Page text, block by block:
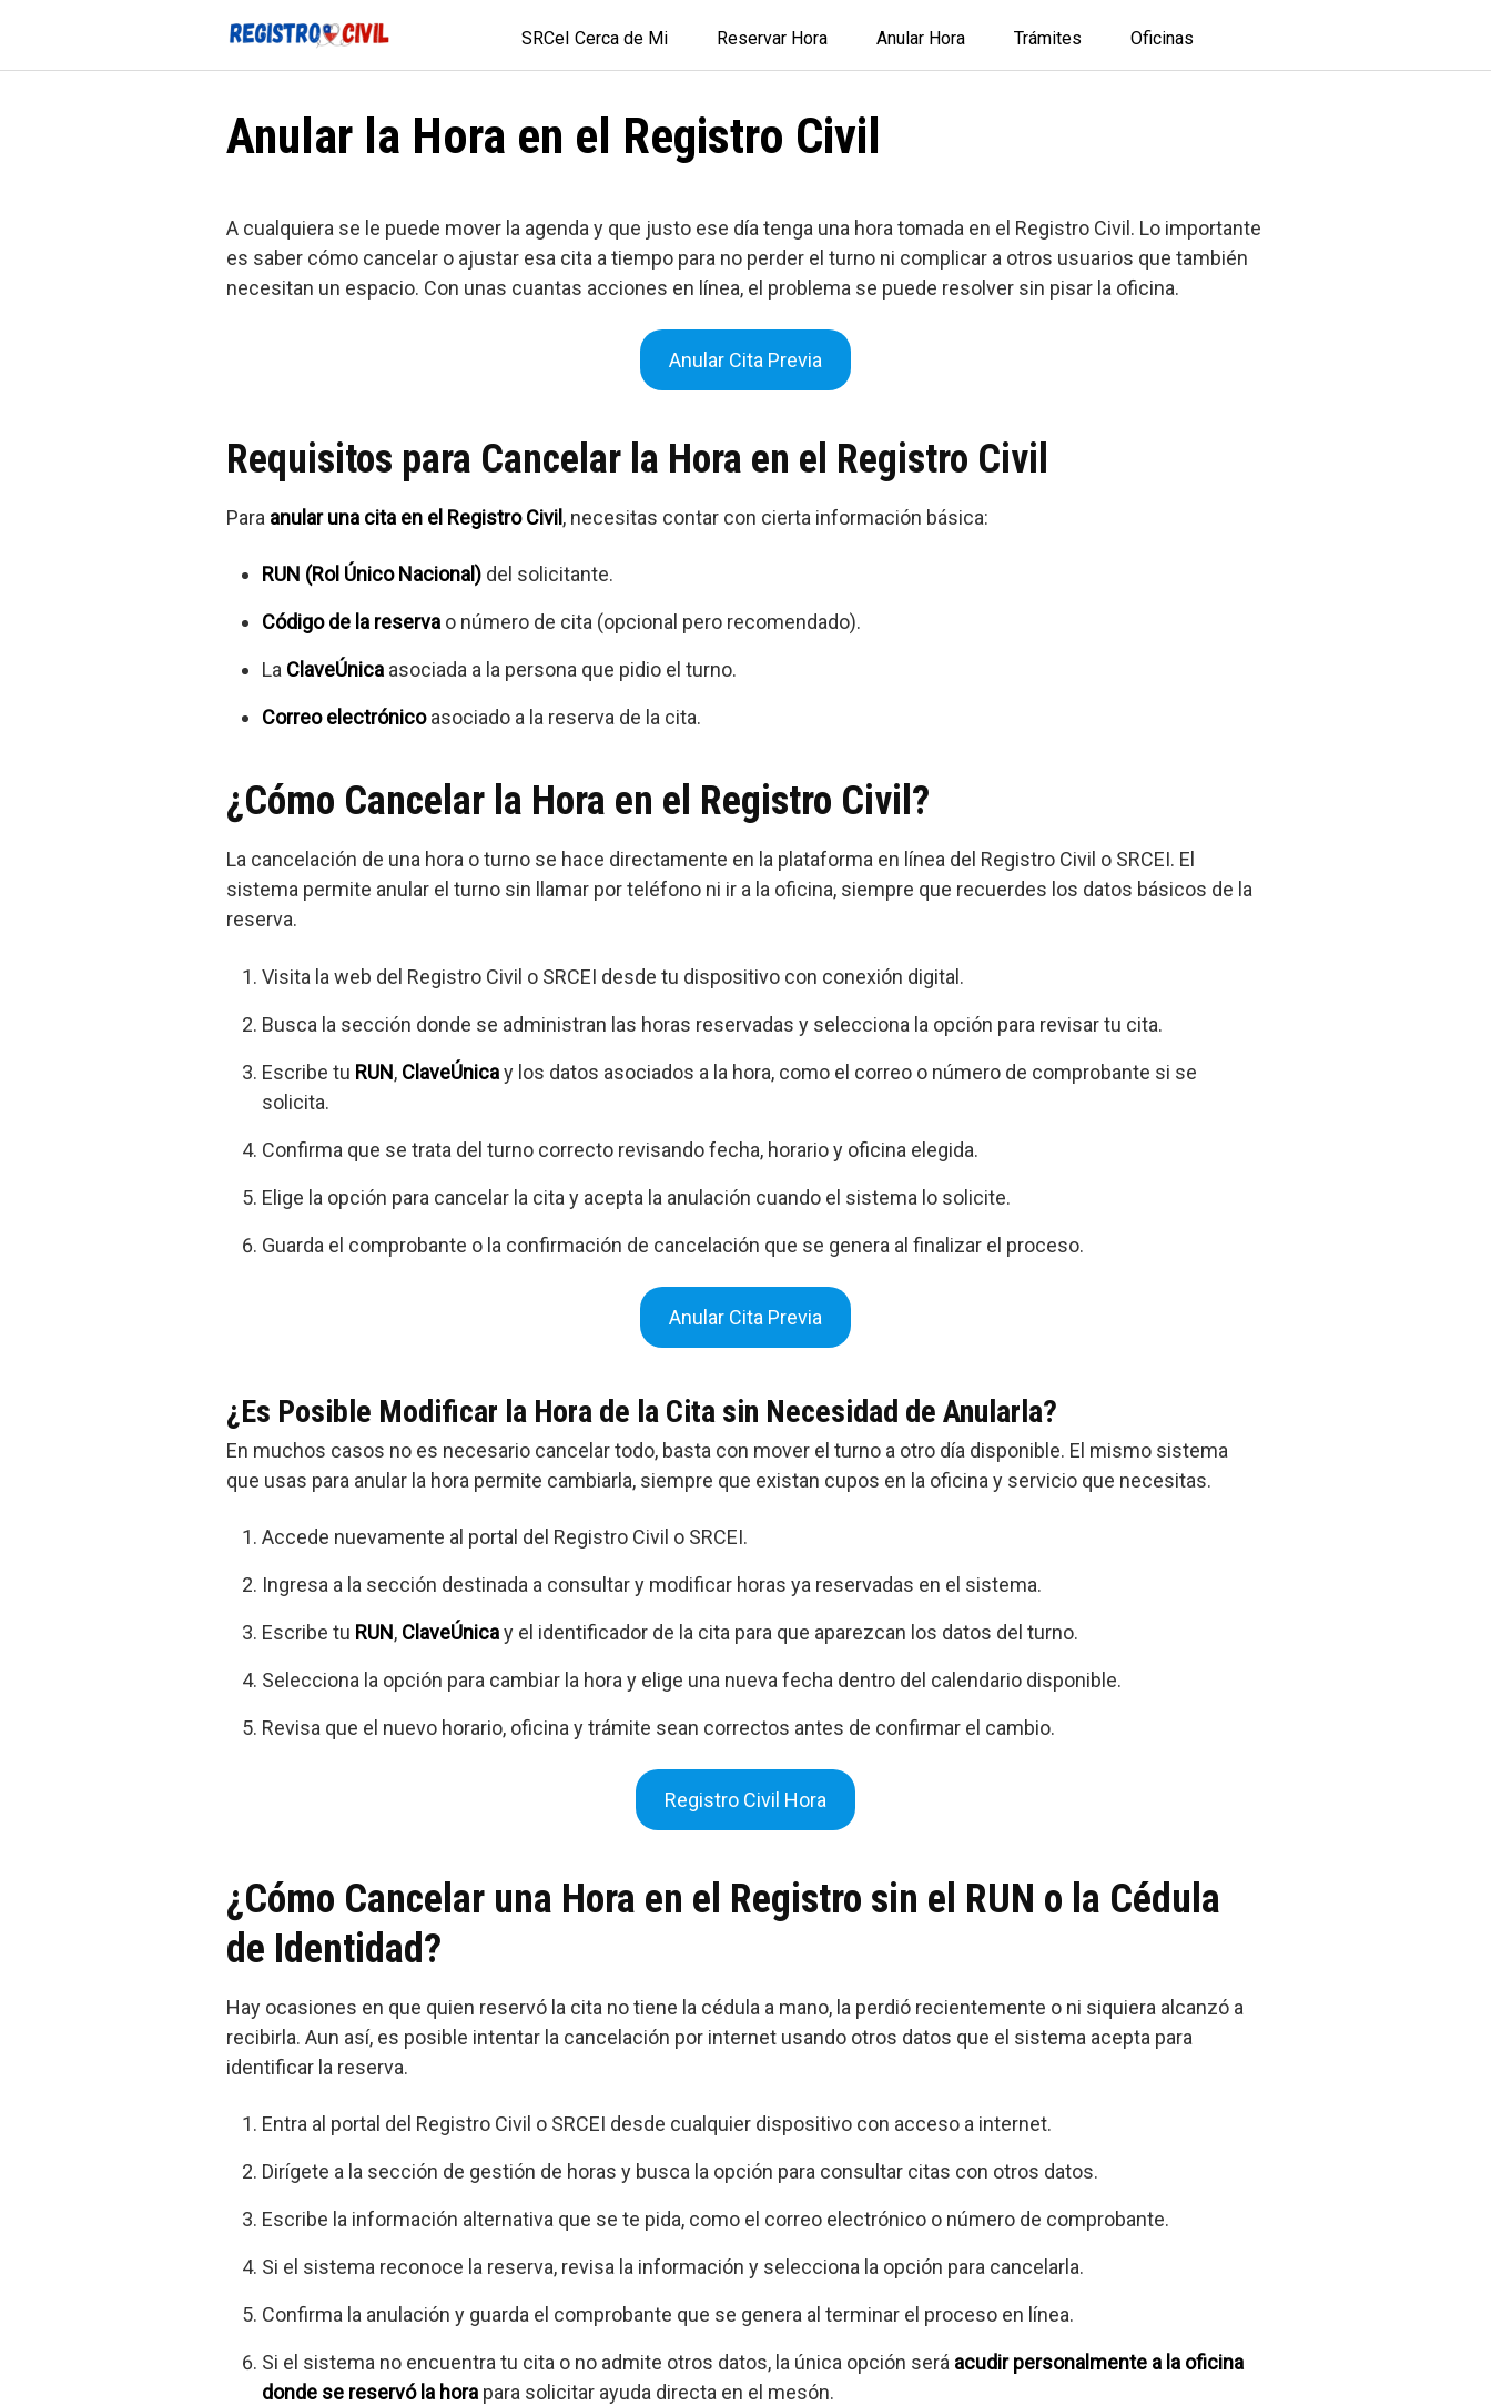
contenido
SRCeI Cerca de Mi Reservar Hora Anular Hora Trámites Oficinas
Anular la Hora en el Registro Civil
A cualquiera se le puede mover la agenda y que justo ese día tenga una hora tomada en el Registro Civil. Lo importante
es saber cómo cancelar o ajustar esa cita a tiempo para no perder el turno ni complicar a otros usuarios que también
necesitan un espacio. Con unas cuantas acciones en línea, el problema se puede resolver sin pisar la oficina.
Anular Cita Previa
Requisitos para Cancelar la Hora en el Registro Civil
Para anular una cita en el Registro Civil , necesitas contar con cierta información básica:
RUN (Rol Único Nacional) del solicitante.
Código de la reserva o número de cita (opcional pero recomendado).
La ClaveÚnica asociada a la persona que pidio el turno.
Correo electrónicoasociado a la reserva de la cita.
¿Cómo Cancelar la Hora en el Registro Civil?
La cancelación de una hora o turno se hace directamente en la plataforma en línea del Registro Civil o SRCEI. El
sistema permite anular el turno sin llamar por teléfono ni ir a la oficina, siempre que recuerdes los datos básicos de la
reserva.
Visita la web del Registro Civil o SRCEI desde tu dispositivo con conexión digital.
Busca la sección donde se administran las horas reservadas y selecciona la opción para revisar tu cita.
Escribe tu RUN, ClaveÚnicay los datos asociados a la hora, como el correo o número de comprobante si se
solicita.
Confirma que se trata del turno correcto revisando fecha, horario y oficina elegida.
Elige la opción para cancelar la cita y acepta la anulación cuando el sistema lo solicite.
Guarda el comprobante o la confirmación de cancelación que se genera al finalizar el proceso.
Anular Cita Previa
¿Es Posible Modificar la Hora de la Cita sin Necesidad de Anularla?
En muchos casos no es necesario cancelar todo, basta con mover el turno a otro día disponible. El mismo sistema
que usas para anular la hora permite cambiarla, siempre que existan cupos en la oficina y servicio que necesitas.
Accede nuevamente al portal del Registro Civil o SRCEI.
Ingresa a la sección destinada a consultar y modificar horas ya reservadas en el sistema.
Escribe tu RUN, ClaveÚnicay el identificador de la cita para que aparezcan los datos del turno.
Selecciona la opción para cambiar la hora y elige una nueva fecha dentro del calendario disponible.
Revisa que el nuevo horario, oficina y trámite sean correctos antes de confirmar el cambio.
Registro Civil Hora
¿Cómo Cancelar una Hora en el Registro sin el RUN o la Cédula
de Identidad?
Hay ocasiones en que quien reservó la cita no tiene la cédula a mano, la perdió recientemente o ni siquiera alcanzó a
recibirla. Aun así, es posible intentar la cancelación por internet usando otros datos que el sistema acepta para
identificar la reserva.
Entra al portal del Registro Civil o SRCEI desde cualquier dispositivo con acceso a internet.
Dirígete a la sección de gestión de horas y busca la opción para consultar citas con otros datos.
Escribe la información alternativa que se te pida, como el correo electrónico o número de comprobante.
Si el sistema reconoce la reserva, revisa la información y selecciona la opción para cancelarla.
Confirma la anulación y guarda el comprobante que se genera al terminar el proceso en línea.
Si el sistema no encuentra tu cita o no admite otros datos, la única opción será acudir personalmente a la oficina
donde se reservó la hora para solicitar ayuda directa en el mesón.